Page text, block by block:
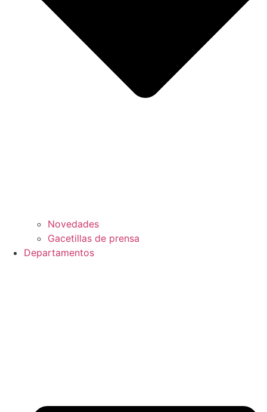
Novedades
Gacetillas de prensa
Departamentos